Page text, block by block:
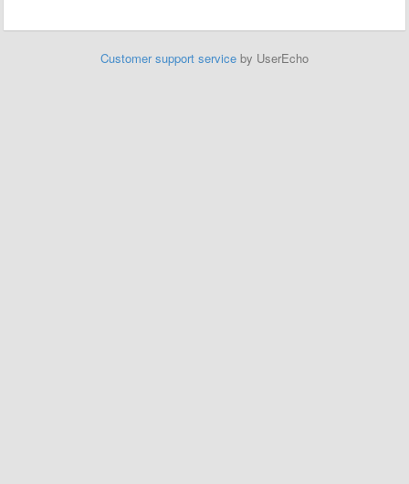
Customer support service by UserEcho